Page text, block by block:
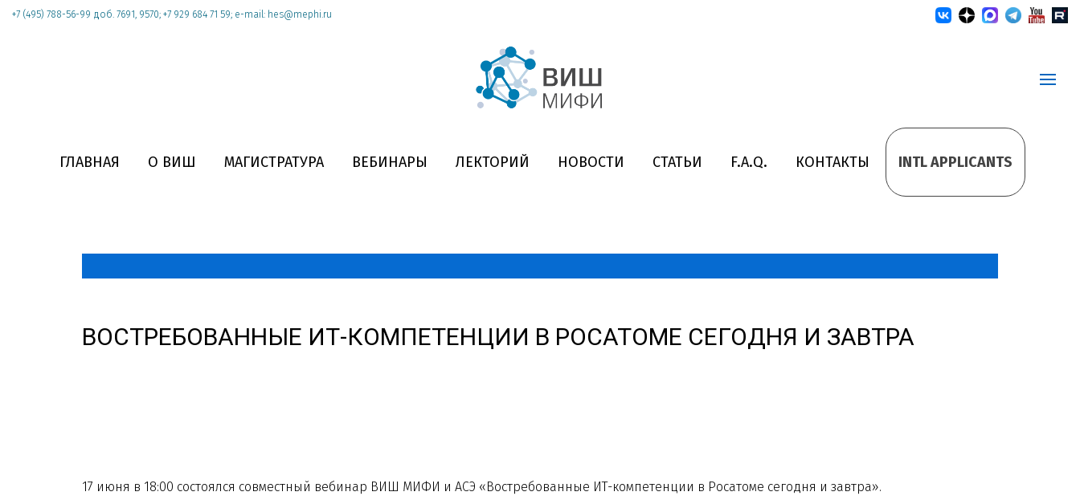
+7 (495) 788-56-99 доб. 7691, 9570; +7 929 684 71 59; e-mail: hes@mephi.ru
ГЛАВНАЯ О ВИШ МАГИСТРАТУРА ВЕБИНАРЫ ЛЕКТОРИЙ НОВОСТИ СТАТЬИ F.A.Q. КОНТАКТЫ INTL APPLICANTS
ВОСТРЕБОВАННЫЕ ИТ-КОМПЕТЕНЦИИ В РОСАТОМЕ СЕГОДНЯ И ЗАВТРА
17 июня в 18:00 состоялся совместный вебинар ВИШ МИФИ и АСЭ «Востребованные ИТ-компетенции в Росатоме сегодня и завтра».